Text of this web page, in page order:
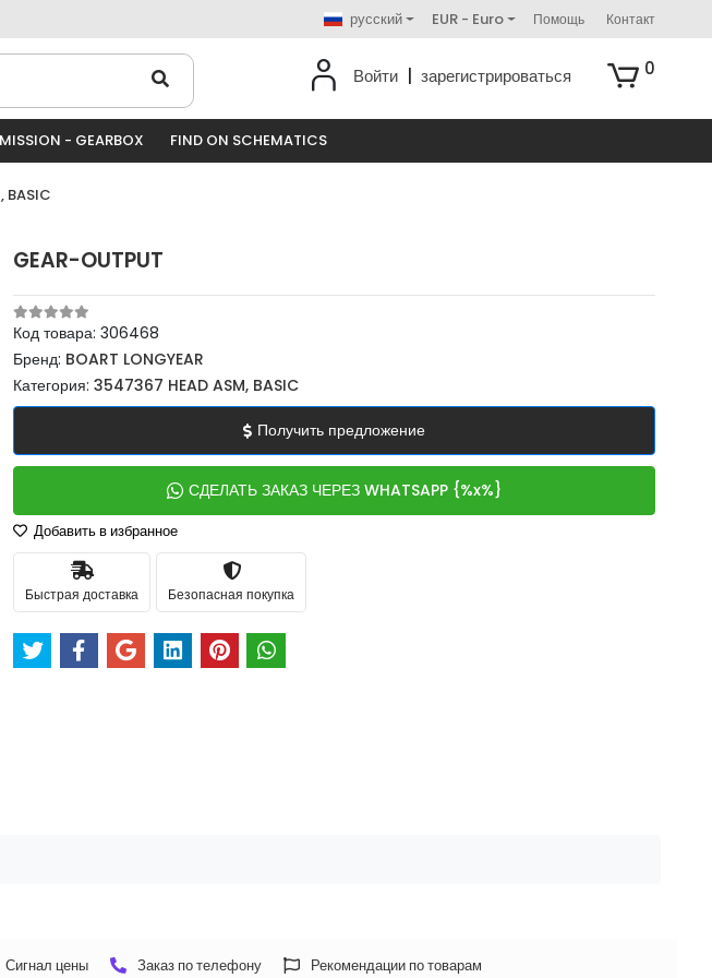
русский EUR - Euro Помощь Контакт
Войти зарегистрироваться 0
- GEARBOX FIND ON SCHEMATICS
BASIC
GEAR-OUTPUT
Код товара: 306468
Бренд: BOART LONGYEAR
Категория: 3547367 HEAD ASM, BASIC
Получить предложение
СДЕЛАТЬ ЗАКАЗ ЧЕРЕЗ WHATSAPP {%x%}
Добавить в избранное
Быстрая доставка Безопасная покупка
Сигнал цены Заказ по телефону Рекомендации по товарам